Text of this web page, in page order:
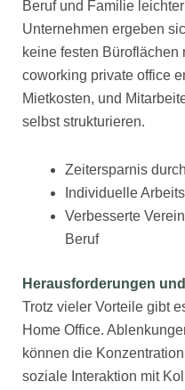
Beruf und Familie
Unternehmen ergeben
keine festen
coworking private office
Mietkosten, und
selbst strukturieren.
Zeitersparnis
Individuelle
Verbesserte
Beruf
Herausforderungen
Trotz vieler Vorteile gibt
Home Office.
können die
soziale Interaktion mit